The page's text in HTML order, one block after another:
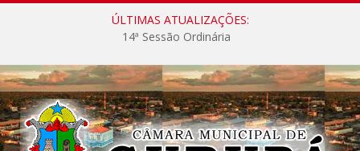
ÚLTIMAS ATUALIZAÇÕES:
14ª Sessão Ordinária